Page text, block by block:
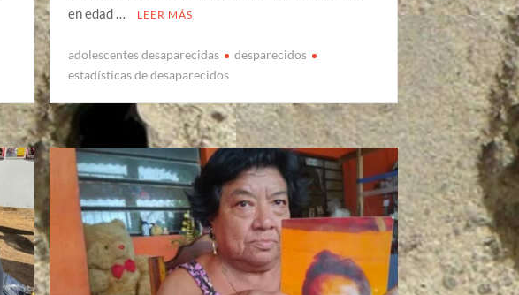
en edad …
LEER MÁS
adolescentes desaparecidas
desparecidos
estadísticas de desaparecidos